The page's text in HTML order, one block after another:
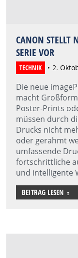
CANON STELLT
SERIE VOR
TECHNIK 2.
Die neue
macht
Poster-Prints
müssen durch
Drucks nicht
oder gerahmt
umfassende
fortschrittliche
und intelligente
BEITRAG LESEN